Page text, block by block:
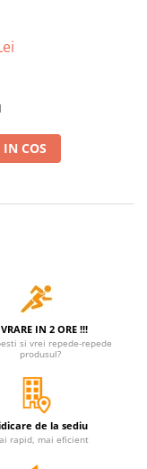
COS
IN 2 ORE !!!
si vrei repede-repede
produsul?
de la sediu
rapid, mai eficient